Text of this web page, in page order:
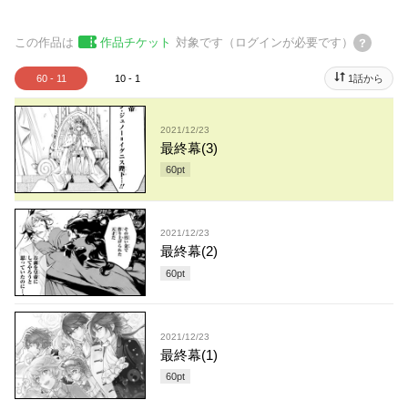
この作品は 作品チケット 対象です（ログインが必要です）
60 - 11 10 - 1 1話から
2021/12/23
最終幕(3)
60pt
2021/12/23
最終幕(2)
60pt
2021/12/23
最終幕(1)
60pt